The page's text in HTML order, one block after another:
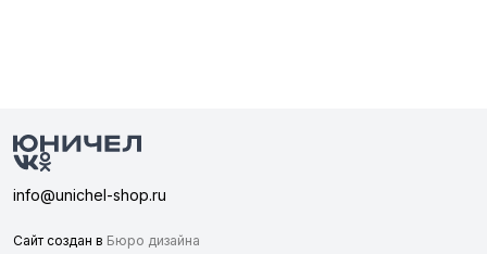
info@unichel-shop.ru
Сайт создан в Бюро дизайна